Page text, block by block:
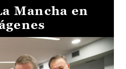
Mancha en